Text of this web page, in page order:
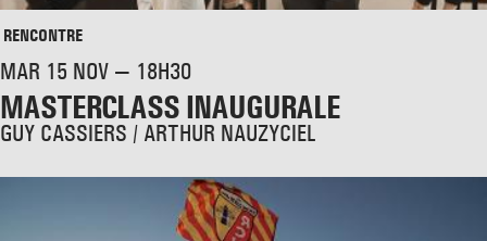
RENCONTRE
MAR 15 NOV — 18H30
MASTERCLASS INAUGURALE
GUY CASSIERS / ARTHUR NAUZYCIEL